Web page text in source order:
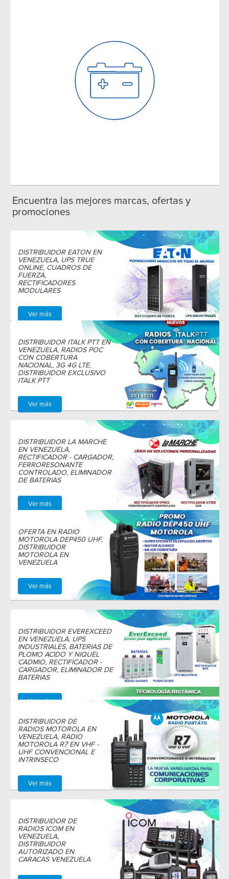
Encuentra las mejores marcas, ofertas y
promociones
DISTRIBUIDOR EATON EN
VENEZUELA, UPS TRUE
ONLINE, CUADROS DE
FUERZA,
RECTIFICADORES
MODULARES
Ver más
DISTRIBUIDOR ITALK PTT EN
VENEZUELA, RADIOS POC
CON COBERTURA
NACIONAL, 3G 4G LTE,
DISTRIBUIDOR EXCLUSIVO
ITALK PTT
Ver más
DISTRIBUIDOR LA MARCHE
EN VENEZUELA,
RECTIFICADOR - CARGADOR,
FERRORESONANTE
CONTROLADO, ELIMINADOR
DE BATERIAS
Ver más
OFERTA EN RADIO
MOTOROLA DEP450 UHF,
DISTRIBUIDOR
MOTOROLA EN
VENEZUELA
Ver más
DISTRIBUIDOR EVEREXCEED
EN VENEZUELA, UPS
INDUSTRIALES, BATERIAS DE
PLOMO ACIDO Y NIQUEL
CADMIO, RECTIFICADOR -
CARGADOR, ELIMINADOR DE
BATERIAS
Ver más
DISTRIBUIDOR DE
RADIOS MOTOROLA EN
VENEZUELA, RADIO
MOTOROLA R7 EN VHF -
UHF CONVENCIONAL E
INTRINSECO
Ver más
DISTRIBUIDOR DE
RADIOS ICOM EN
VENEZUELA,
DISTRIBUIDOR
AUTORIZADO EN
CARACAS VENEZUELA